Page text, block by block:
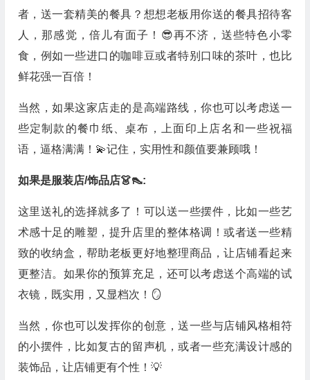
者，送一套精美的餐具？想想老板用你送的餐具招待客
人，那感觉，倍儿有面子！😎再不济，送些特色小零
食，例如一些进口的咖啡豆或者特别口味的茶叶，也比
鲜花强一百倍！
当然，如果这家店走的是高端路线，你也可以考虑送一
些定制款的餐巾纸、桌布，上面印上店名和一些祝福
语，逼格满满！💫记住，实用性和颜值要兼顾哦！
如果是服装店/饰品店👗👠:
这里送礼的选择就多了！可以送一些摆件，比如一些艺
术感十足的雕塑，提升店里的整体格调！或者送一些精
致的收纳盒，帮助老板更好地整理商品，让店铺看起来
更整洁。如果你的预算充足，还可以考虑送个高端的试
衣镜，既实用，又显档次！🪞
当然，你也可以发挥你的创意，送一些与店铺风格相符
的小摆件，比如复古的留声机，或者一些充满设计感的
装饰品，让店铺更有个性！💡